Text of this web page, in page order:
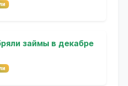
займы в декабре